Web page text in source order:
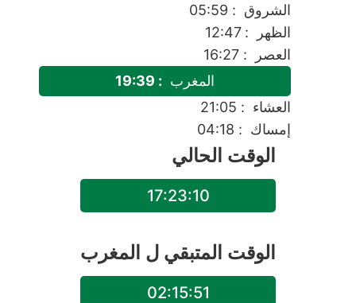
الشروق : 05:59
الظهر
: 12:47
العصر
: 16:27
المغرب : 19:39
العشاء : 21:05
إمساك : 04:18
الوقت الحالي
17:23:10
الوقت المتبقي ل المغرب
02:15:51